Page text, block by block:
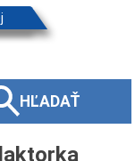
HĽADAŤ